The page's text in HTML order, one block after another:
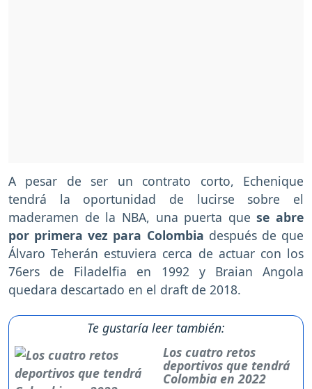
A pesar de ser un contrato corto, Echenique
tendrá la oportunidad de lucirse sobre el
maderamen de la NBA, una puerta quese abre
por primera vez para Colombia después de que
Álvaro Teherán estuviera cerca de actuar con los
76ers de Filadelfia en 1992 y Braian Angola
quedara descartado en el draft de 2018.
Te gustaría leer también:
Los cuatro retos
deportivos que tendrá
Colombia en 2022